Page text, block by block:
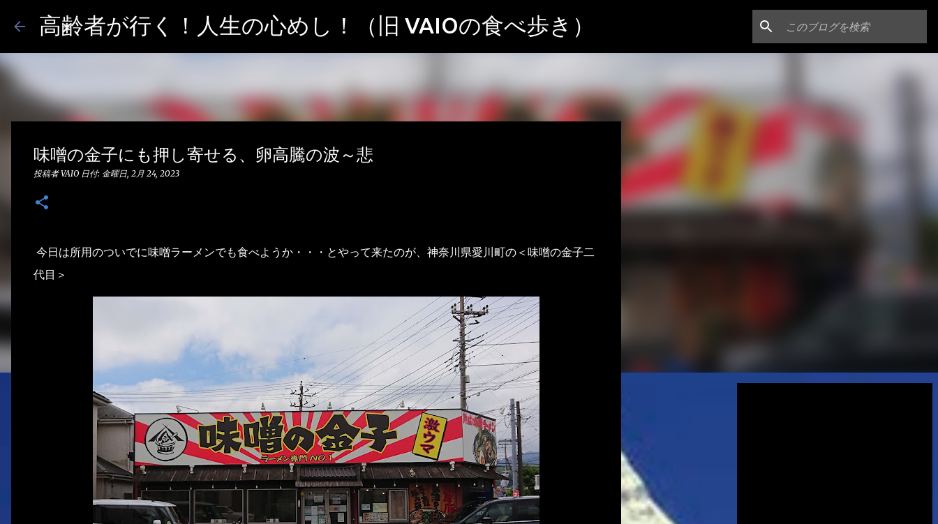
スキップしてメイン コンテンツに移動
高齢者が行く！人生の心めし！（旧 VAIOの食べ歩き）
味噌の金子にも押し寄せる、卵高騰の波～悲
投稿者VAIO 日付: 金曜日, 2月 24, 2023
今日は所用のついでに味噌ラーメンでも食べようか・・・とやって来たのが、神奈川県愛川町の＜味噌の金子二
代目＞